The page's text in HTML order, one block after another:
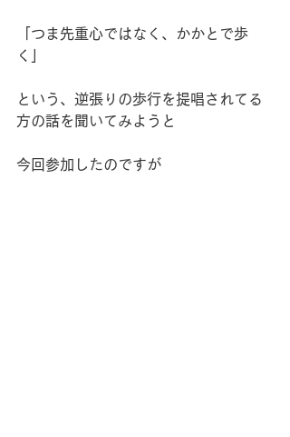
「つま先重心ではなく、かかとで歩
く」
という、逆張りの歩行を提唱されてる
方の話を聞いてみようと
今回参加したのですが